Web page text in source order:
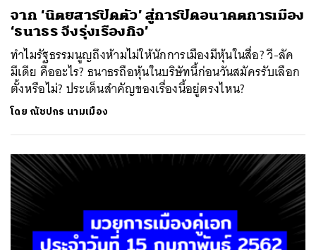
จาก ‘นิตยสารปิดตัว’ สู่การปิดอนาคตการเมือง
‘ธนาธร จึงรุ่งเรืองกิจ’
ทำไมรัฐธรรมนูญถึงห้ามไม่ให้นักการเมืองมีหุ้นในสื่อ? วี-ลัค
มีเดีย คืออะไร? ธนาธรถือหุ้นในบริษัทนี้ก่อนวันสมัครรับเลือก
ตั้งหรือไม่? ประเด็นสำคัญของเรื่องนี้อยู่ตรงไหน?
โดย ณัชปกร นามเมือง